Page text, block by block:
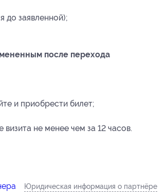
до заявленной);
после перехода
и приобрести билет;
не менее чем за 12 часов.
Юридическая информация о партнёре